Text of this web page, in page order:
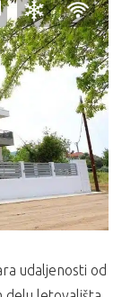
udaljenosti od